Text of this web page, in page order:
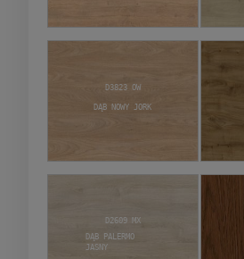
Dąb Nowy Jork
D3823 OW
Dąb Palermo
jasny
D2609 MX